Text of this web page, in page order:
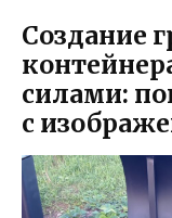
Создание
силами:
с